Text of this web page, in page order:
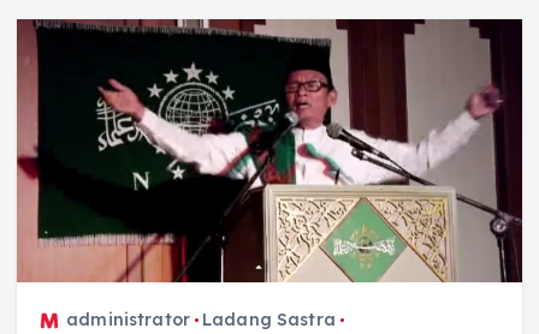
administrator
Ladang Sastra